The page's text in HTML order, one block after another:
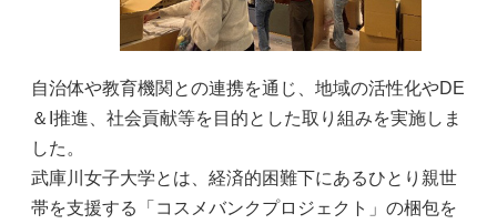
自治体や教育機関との連携を通じ、地域の活性化やDE
＆I推進、社会貢献等を目的とした取り組みを実施しま
した。
武庫川女子大学とは、経済的困難下にあるひとり親世
帯を支援する「コスメバンクプロジェクト」の梱包を